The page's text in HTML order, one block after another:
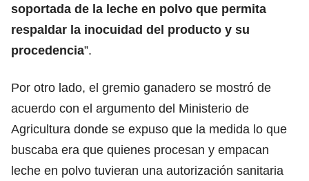
soportada de la leche en polvo que permita
respaldar la inocuidad del producto y su
procedencia”.
Por otro lado, el gremio ganadero se mostró de
acuerdo con el argumento del Ministerio de
Agricultura donde se expuso que la medida lo que
buscaba era que quienes procesan y empacan
leche en polvo tuvieran una autorización sanitaria